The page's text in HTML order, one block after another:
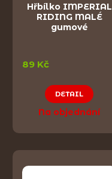
Hřbílko IMPERIAL
RIDING MALÉ
gumové
89 Kč
DETAIL
Na objednání